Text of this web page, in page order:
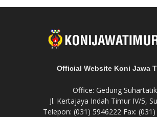
Official Website Koni Jawa
Office: Gedung Suhartatik
Jl. Kertajaya Indah Timur IV/5,
Telepon: (031) 5946222 Fax: